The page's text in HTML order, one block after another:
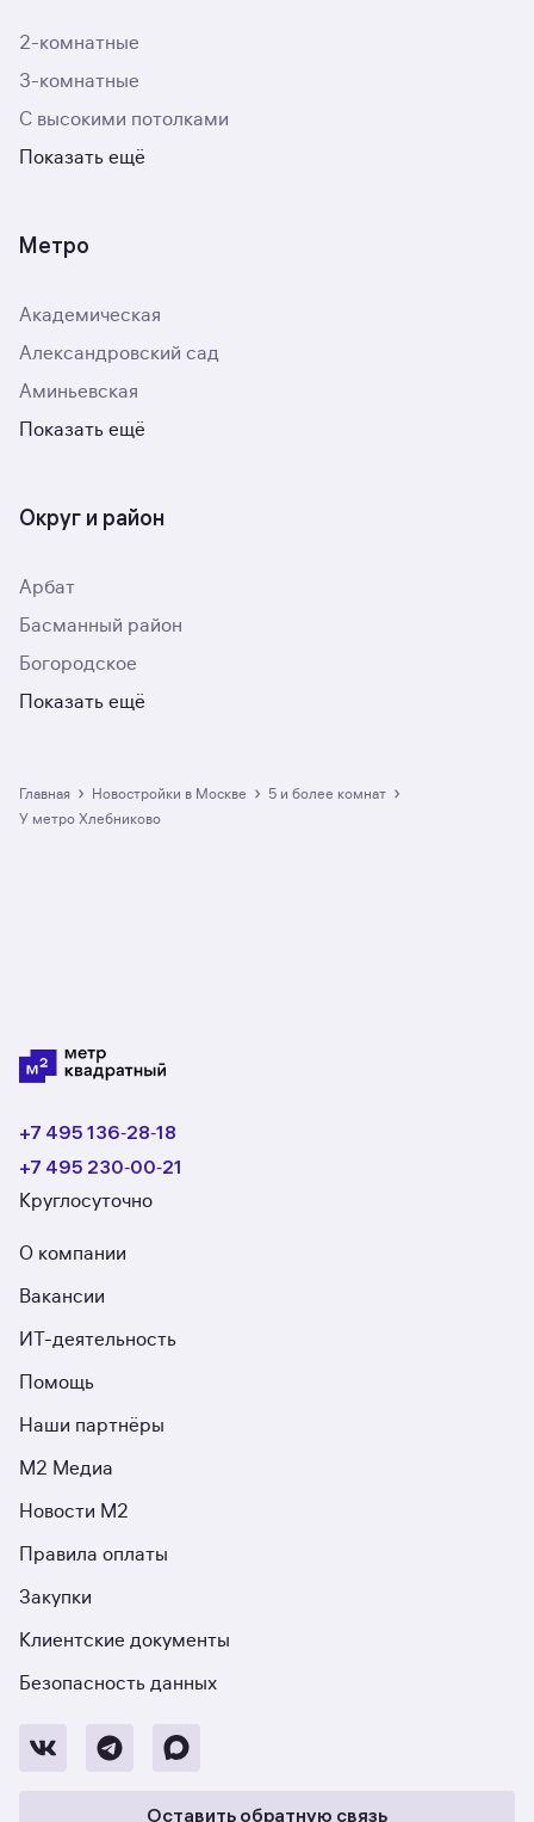
2-комнатные
3-комнатные
С высокими потолками
Показать ещё
Метро
Академическая
Александровский сад
Аминьевская
Показать ещё
Округ и район
Арбат
Басманный район
Богородское
Показать ещё
Главная › Новостройки в Москве › 5 и более комнат ›
у метро Хлебниково
+7 495 136‑28‑18
+7 495 230‑00‑21
Круглосуточно
О компании
Вакансии
ИТ-деятельность
Помощь
Наши партнёры
М2 Медиа
Новости М2
Правила оплаты
Закупки
Клиентские документы
Безопасность данных
Оставить обратную связь